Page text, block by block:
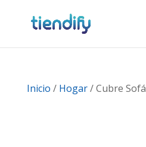
Inicio / Hogar/ Cubre Sofá